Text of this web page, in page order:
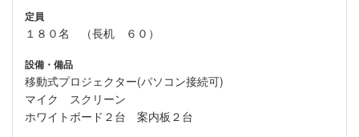
定員
１８０名 （長机 ６０）
設備・備品
移動式プロジェクター(パソコン接続可)
マイク スクリーン
ホワイトボード２台 案内板２台